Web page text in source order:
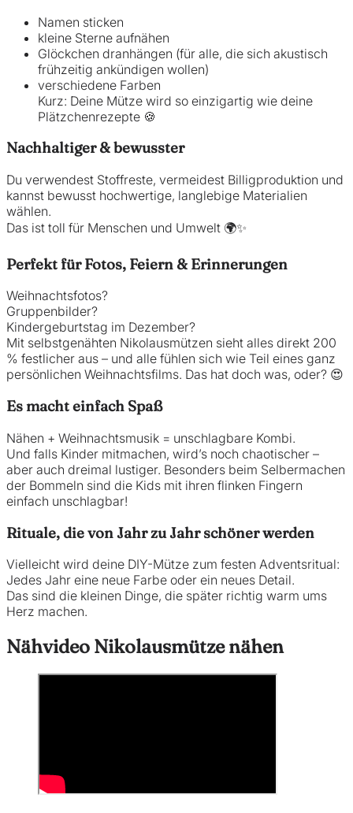
Namen sticken
kleine Sterne aufnähen
Glöckchen dranhängen (für alle, die sich akustisch
frühzeitig ankündigen wollen)
verschiedene Farben
Kurz: Deine Mütze wird so einzigartig wie deine
Plätzchenrezepte 🍪
Nachhaltiger & bewusster
Du verwendest Stoffreste, vermeidest Billigproduktion und
kannst bewusst hochwertige, langlebige Materialien
wählen.
Das ist toll für Menschen und Umwelt 🌍✨
Perfekt für Fotos, Feiern & Erinnerungen
Weihnachtsfotos?
Gruppenbilder?
Kindergeburtstag im Dezember?
Mit selbstgenähten Nikolausmützen sieht alles direkt 200
% festlicher aus – und alle fühlen sich wie Teil eines ganz
persönlichen Weihnachtsfilms. Das hat doch was, oder? 😍
Es macht einfach Spaß
Nähen + Weihnachtsmusik = unschlagbare Kombi.
Und falls Kinder mitmachen, wird’s noch chaotischer –
aber auch dreimal lustiger. Besonders beim Selbermachen
der Bommeln sind die Kids mit ihren flinken Fingern
einfach unschlagbar!
Rituale, die von Jahr zu Jahr schöner werden
Vielleicht wird deine DIY-Mütze zum festen Adventsritual:
Jedes Jahr eine neue Farbe oder ein neues Detail.
Das sind die kleinen Dinge, die später richtig warm ums
Herz machen.
Nähvideo Nikolausmütze nähen